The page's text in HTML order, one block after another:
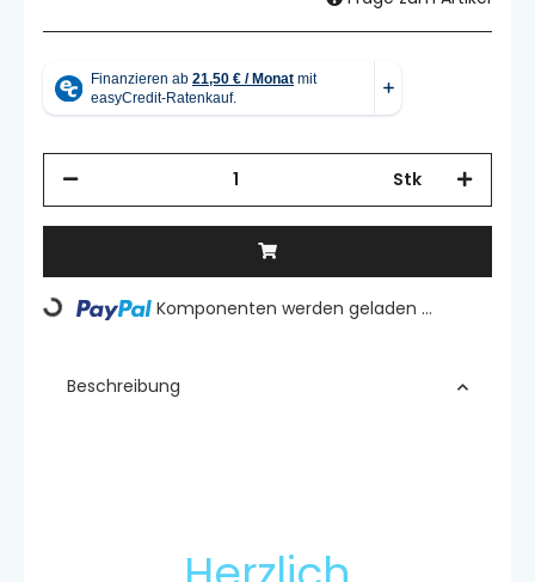
Stk
Loading... Komponenten werden geladen ...
Beschreibung